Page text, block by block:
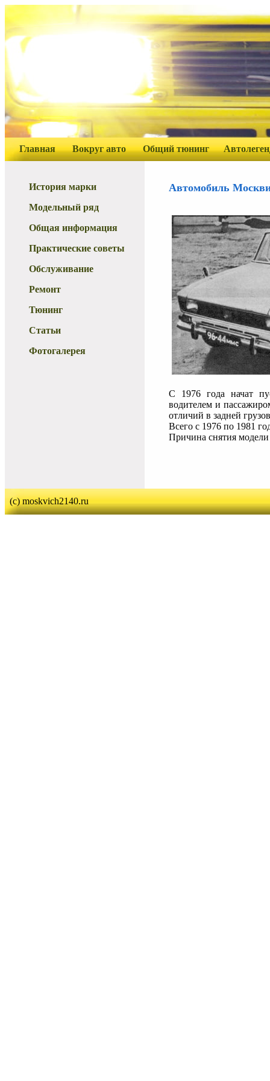
Главная Вокруг авто Общий тюнинг
История марки
Модельный ряд
Общая информация
Практические советы
Обслуживание
Ремонт
Тюнинг
Статьи
Фотогалерея
Автомобиль
С 1976 года начат
водителем и
отличий в задней
Всего с 1976 по 1981
Причина снятия
(c) moskvich2140.ru